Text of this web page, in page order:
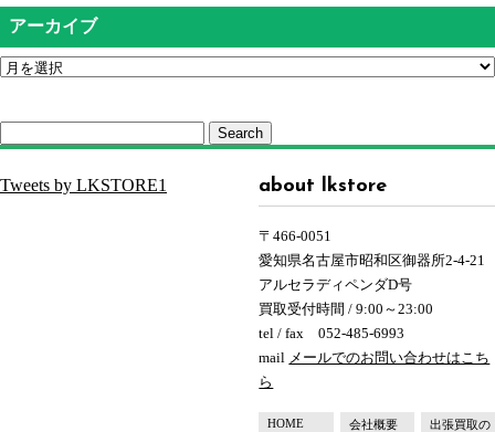
アーカイブ
Search
Tweets by LKSTORE1 about lkstore
〒466-0051
愛知県名古屋市昭和区御器所2-4-21
アルセラディペンダD号
買取受付時間 / 9:00～23:00
tel / fax 052-485-6993
mail メールでのお問い合わせはこち
ら
HOME 会社概要
出張買取の